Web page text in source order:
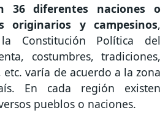
36 diferentes naciones o
originarios y campesinos,
Constitución Política del
costumbres, tradiciones,
varía de acuerdo a la zona
En cada región existen
pueblos o naciones.